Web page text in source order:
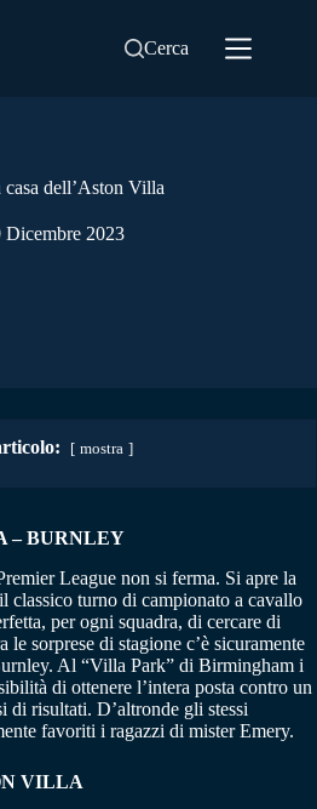
Cerca
dell’Aston Villa
Dicembre 2023
mostra
– BURNLEY
League non si ferma. Si apre la
classico turno di campionato a cavallo
per ogni squadra, di cercare di
sorprese di stagione c’è sicuramente
Al “Villa Park” di Birmingham i
di ottenere l’intera posta contro un
di risultati. D’altronde gli stessi
favoriti i ragazzi di mister Emery.
VILLA